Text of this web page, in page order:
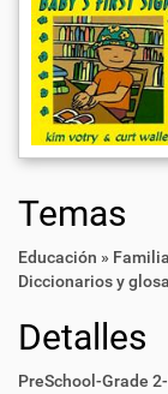
Temas
Educación »
Diccionarios y
Detalles
PreSchool-Grade